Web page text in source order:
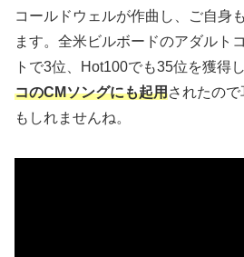
コールドウェルが作曲し、ご自身
ます。全米ビルボードのアダルト
トで3位、Hot100でも35位を獲得
コのCMソングにも起用されたの
もしれませんね。